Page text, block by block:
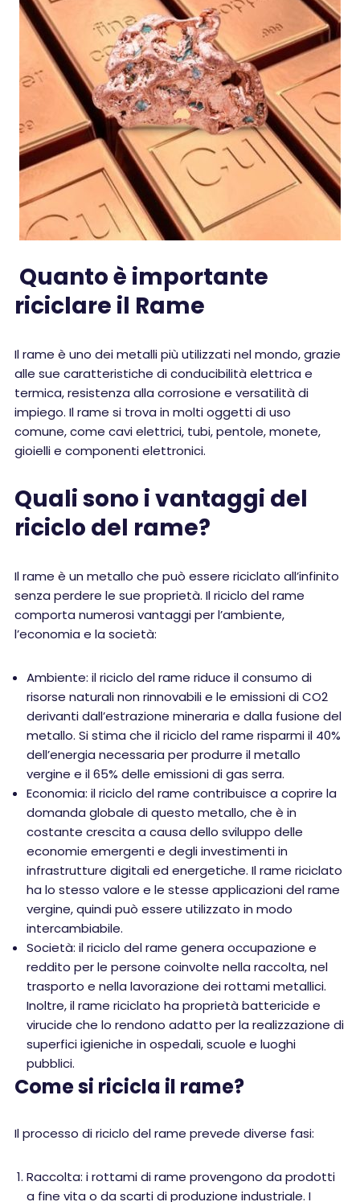
Quanto è importante
riciclare il Rame
Il rame è uno dei metalli più utilizzati nel mondo, grazie
alle sue caratteristiche di conducibilità elettrica e
termica, resistenza alla corrosione e versatilità di
impiego. Il rame si trova in molti oggetti di uso
comune, come cavi elettrici, tubi, pentole, monete,
gioielli e componenti elettronici.
Quali sono i vantaggi del
riciclo del rame?
Il rame è un metallo che può essere riciclato all’infinito
senza perdere le sue proprietà. Il riciclo del rame
comporta numerosi vantaggi per l’ambiente,
l’economia e la società:
Ambiente: il riciclo del rame riduce il consumo di
risorse naturali non rinnovabili e le emissioni di CO2
derivanti dall’estrazione mineraria e dalla fusione del
metallo. Si stima che il riciclo del rame risparmi il 40%
dell’energia necessaria per produrre il metallo
vergine e il 65% delle emissioni di gas serra.
Economia: il riciclo del rame contribuisce a coprire la
domanda globale di questo metallo, che è in
costante crescita a causa dello sviluppo delle
economie emergenti e degli investimenti in
infrastrutture digitali ed energetiche. Il rame riciclato
ha lo stesso valore e le stesse applicazioni del rame
vergine, quindi può essere utilizzato in modo
intercambiabile.
Società: il riciclo del rame genera occupazione e
reddito per le persone coinvolte nella raccolta, nel
trasporto e nella lavorazione dei rottami metallici.
Inoltre, il rame riciclato ha proprietà battericide e
virucide che lo rendono adatto per la realizzazione di
superfici igieniche in ospedali, scuole e luoghi
pubblici.
Come si ricicla il rame?
Il processo di riciclo del rame prevede diverse fasi:
Raccolta: i rottami di rame provengono da prodotti
a fine vita o da scarti di produzione industriale. I